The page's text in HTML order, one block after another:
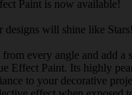
Paint is now available!
designs will shine like Stars!
every angle and add a
Effect Paint. Its highly
to your decorative